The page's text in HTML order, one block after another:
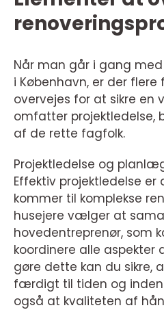
Når man går i gang
i København, er der flere
overvejes for at sikre en
omfatter projektledelse,
af de rette fagfolk.
Projektledelse og
Effektiv projektledelse
kommer til komplekse
husejere vælger at
hovedentreprenør, som
koordinere alle aspekter
gøre dette kan du sikre,
færdigt til tiden og
også at kvaliteten af